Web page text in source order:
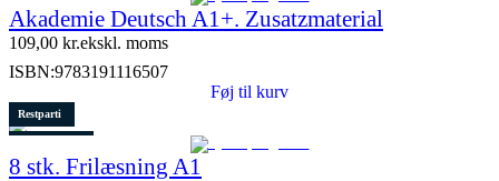
Akademie Deutsch A1+. Zusatzmaterial
109,00 kr.ekskl. moms
ISBN:9783191116507
Føj til kurv
Restparti
8 stk. Frilæsning A1